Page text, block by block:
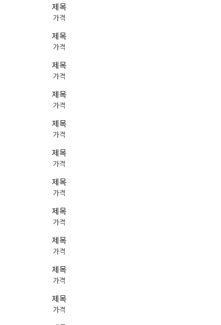
제목
가격
제목
가격
제목
가격
제목
가격
제목
가격
제목
가격
제목
가격
제목
가격
제목
가격
제목
가격
제목
가격